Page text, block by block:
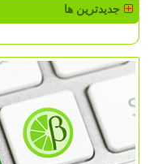
جدیدترین ها